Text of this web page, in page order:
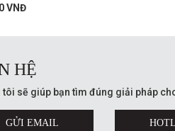
VNĐ
HỆ
tôi sẽ giúp bạn tìm đúng giải pháp
GỬI EMAIL